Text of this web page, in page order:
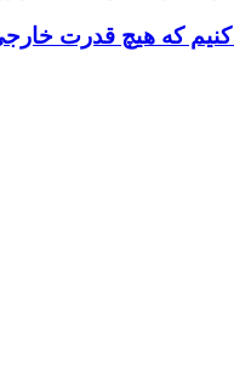
که هیچ قدرت خارجی